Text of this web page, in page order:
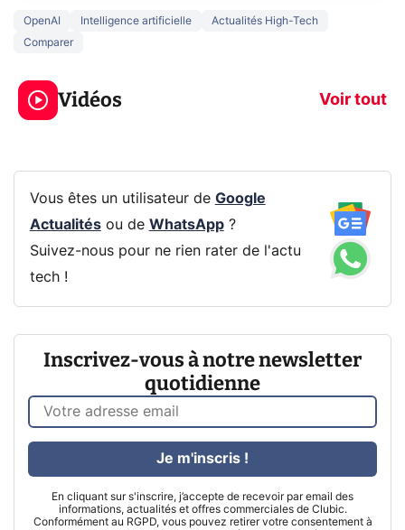
OpenAI Intelligence artificielle
Actualités High-Tech
Comparer
Vidéos Voir tout
5 générations de
jeux dans la
prochaine Xbox !
navigation
Vous êtes un utilisateur de Google
Actualitésou de WhatsApp?
Suivez-nous pour ne rien rater de l'actu
tech !
Inscrivez-vous à notre newsletter
quotidienne
En cliquant sur s'inscrire, j’accepte de recevoir par email des
informations, actualités et offres commerciales de Clubic.
Conformément au RGPD, vous pouvez retirer votre consentement à
Je m'inscris !